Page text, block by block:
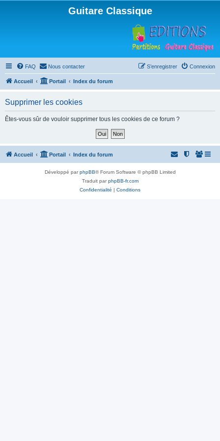
Guitare Classique
FAQ Nous contacter Connexion
S’enregistrer
Accueil Portail Index du forum
Supprimer les cookies
Êtes-vous sûr de vouloir supprimer tous les cookies de ce forum ?
Accueil Portail Index du forum
Développé parphpBB® Forum Software © phpBB Limited
Traduit parphpBB-fr.com
Confidentialité | Conditions